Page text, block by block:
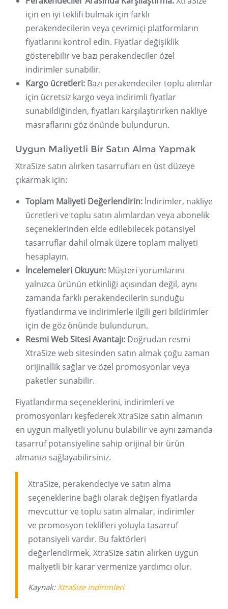
için en iyi teklifi bulmak için farklı
perakendecilerin veya çevrimiçi platformların
fiyatlarını kontrol edin. Fiyatlar değişiklik
gösterebilir ve bazı perakendeciler özel
indirimler sunabilir.
Kargo ücretleri: Bazı perakendeciler toplu alımlar
için ücretsiz kargo veya indirimli fiyatlar
sunabildiğinden, fiyatları karşılaştırırken nakliye
masraflarını göz önünde bulundurun.
Uygun Maliyetli Bir Satın Alma Yapmak
XtraSize satın alırken tasarrufları en üst düzeye
çıkarmak için:
Toplam Maliyeti Değerlendirin: İndirimler, nakliye
ücretleri ve toplu satın alımlardan veya abonelik
seçeneklerinden elde edilebilecek potansiyel
tasarruflar dahil olmak üzere toplam maliyeti
hesaplayın.
İncelemeleri Okuyun: Müşteri yorumlarını
yalnızca ürünün etkinliği açısından değil, aynı
zamanda farklı perakendecilerin sunduğu
fiyatlandırma ve indirimlerle ilgili geri bildirimler
için de göz önünde bulundurun.
Resmi Web Sitesi Avantajı: Doğrudan resmi
XtraSize web sitesinden satın almak çoğu zaman
orijinallik sağlar ve özel promosyonlar veya
paketler sunabilir.
Fiyatlandırma seçeneklerini, indirimleri ve
promosyonları keşfederek XtraSize satın almanın
en uygun maliyetli yolunu bulabilir ve aynı zamanda
tasarruf potansiyeline sahip orijinal bir ürün
almanızı sağlayabilirsiniz.
XtraSize, perakendeciye ve satın alma
seçeneklerine bağlı olarak değişen fiyatlarda
mevcuttur ve toplu satın almalar, indirimler
ve promosyon teklifleri yoluyla tasarruf
potansiyeli vardır. Bu faktörleri
değerlendirmek, XtraSize satın alırken uygun
maliyetli bir karar vermenize yardımcı olur.
Kaynak:XtraSize indirimleri